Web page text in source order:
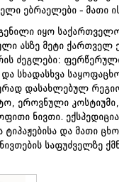
ებრაელები - მათი
იყო
ასზე მეტი
ძეგლები:
სხადასხვა
დასახლებულ
ეროვნული
ნივთი.
და მათი
ნივთების